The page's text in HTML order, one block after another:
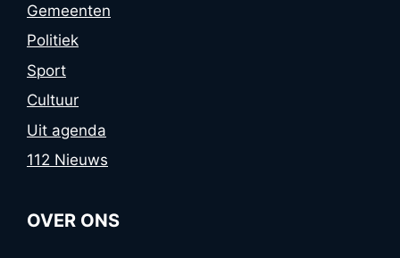
Gemeenten
Politiek
Sport
Cultuur
Uit agenda
112 Nieuws
OVER ONS